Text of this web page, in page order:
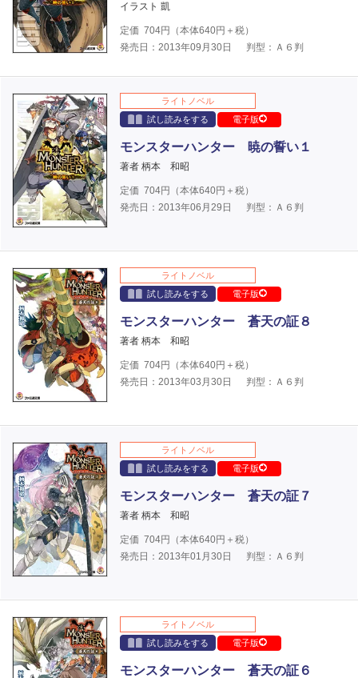
イラスト 凱
定価 704円（本体640円＋税）
発売日：2013年09月30日
判型：Ａ６判
ライトノベル
試し読みをする
電子版
モンスターハンター 暁の誓い１
著者 柄本 和昭
定価 704円（本体640円＋税）
発売日：2013年06月29日
判型：Ａ６判
ライトノベル
試し読みをする
電子版
モンスターハンター 蒼天の証８
著者 柄本 和昭
定価 704円（本体640円＋税）
発売日：2013年03月30日
判型：Ａ６判
ライトノベル
試し読みをする
電子版
モンスターハンター 蒼天の証７
著者 柄本 和昭
定価 704円（本体640円＋税）
発売日：2013年01月30日
判型：Ａ６判
ライトノベル
試し読みをする
電子版
モンスターハンター 蒼天の証６